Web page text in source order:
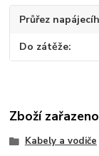
Průřez
Do zátěže
Zboží
Kabely a vodiče